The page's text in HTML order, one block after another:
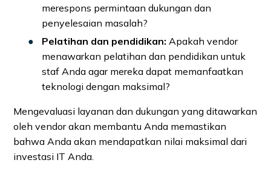
merespons permintaan dukungan dan
penyelesaian masalah?
Pelatihan dan pendidikan: Apakah vendor
menawarkan pelatihan dan pendidikan untuk
staf Anda agar mereka dapat memanfaatkan
teknologi dengan maksimal?
Mengevaluasi layanan dan dukungan yang ditawarkan
oleh vendor akan membantu Anda memastikan
bahwa Anda akan mendapatkan nilai maksimal dari
investasi IT Anda.